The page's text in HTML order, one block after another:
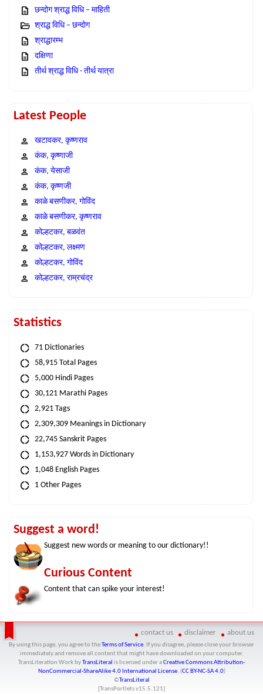
छन्दोग श्राद्ध विधि – माहिती
श्राद्ध विधि – छन्दोग
श्राद्धारम्भ
दक्षिणा
तीर्थ श्राद्ध विधि - तीर्थ यात्रा
Latest People
खटावकर, कृष्णराव
कंक, कृष्णाजी
कंक, येसाजी
कंक, कृष्णजी
काळे बसणीकर, गोविंद
काळे बसणीकर, कृष्णराव
कोल्हटकर, बळवंत
कोल्हटकर, लक्ष्मण
कोल्हटकर, गोविंद
कोल्हटकर, राम्रचंद्र
Statistics
71 Dictionaries
58,915 Total Pages
5,000 Hindi Pages
30,121 Marathi Pages
2,921 Tags
2,309,309 Meanings in Dictionary
22,745 Sanskrit Pages
1,153,927 Words in Dictionary
1,048 English Pages
1 Other Pages
Suggest a word!
Suggest new words or meaning to our dictionary!!
Curious Content
Content that can spike your interest!
contact us disclaimer about us
By using this page, you agree to theTerms of Service. If you disagree, please close your browser
immediately and remove all content that might have downloaded on your computer.
TransLiteration Work byTransLiteral is licensed under aCreative Commons Attribution-
NonCommercial-ShareAlike 4.0 International License. (CC BY-NC-SA 4.0)
©TransLiteral
[TransPortlets v15.5.121]